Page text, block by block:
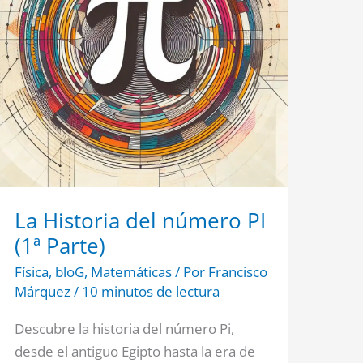
La Historia del número PI
(1ª Parte)
Física, bloG, Matemáticas/ Por Francisco
Márquez/ 10 minutos de lectura
Descubre la historia del número Pi,
desde el antiguo Egipto hasta la era de